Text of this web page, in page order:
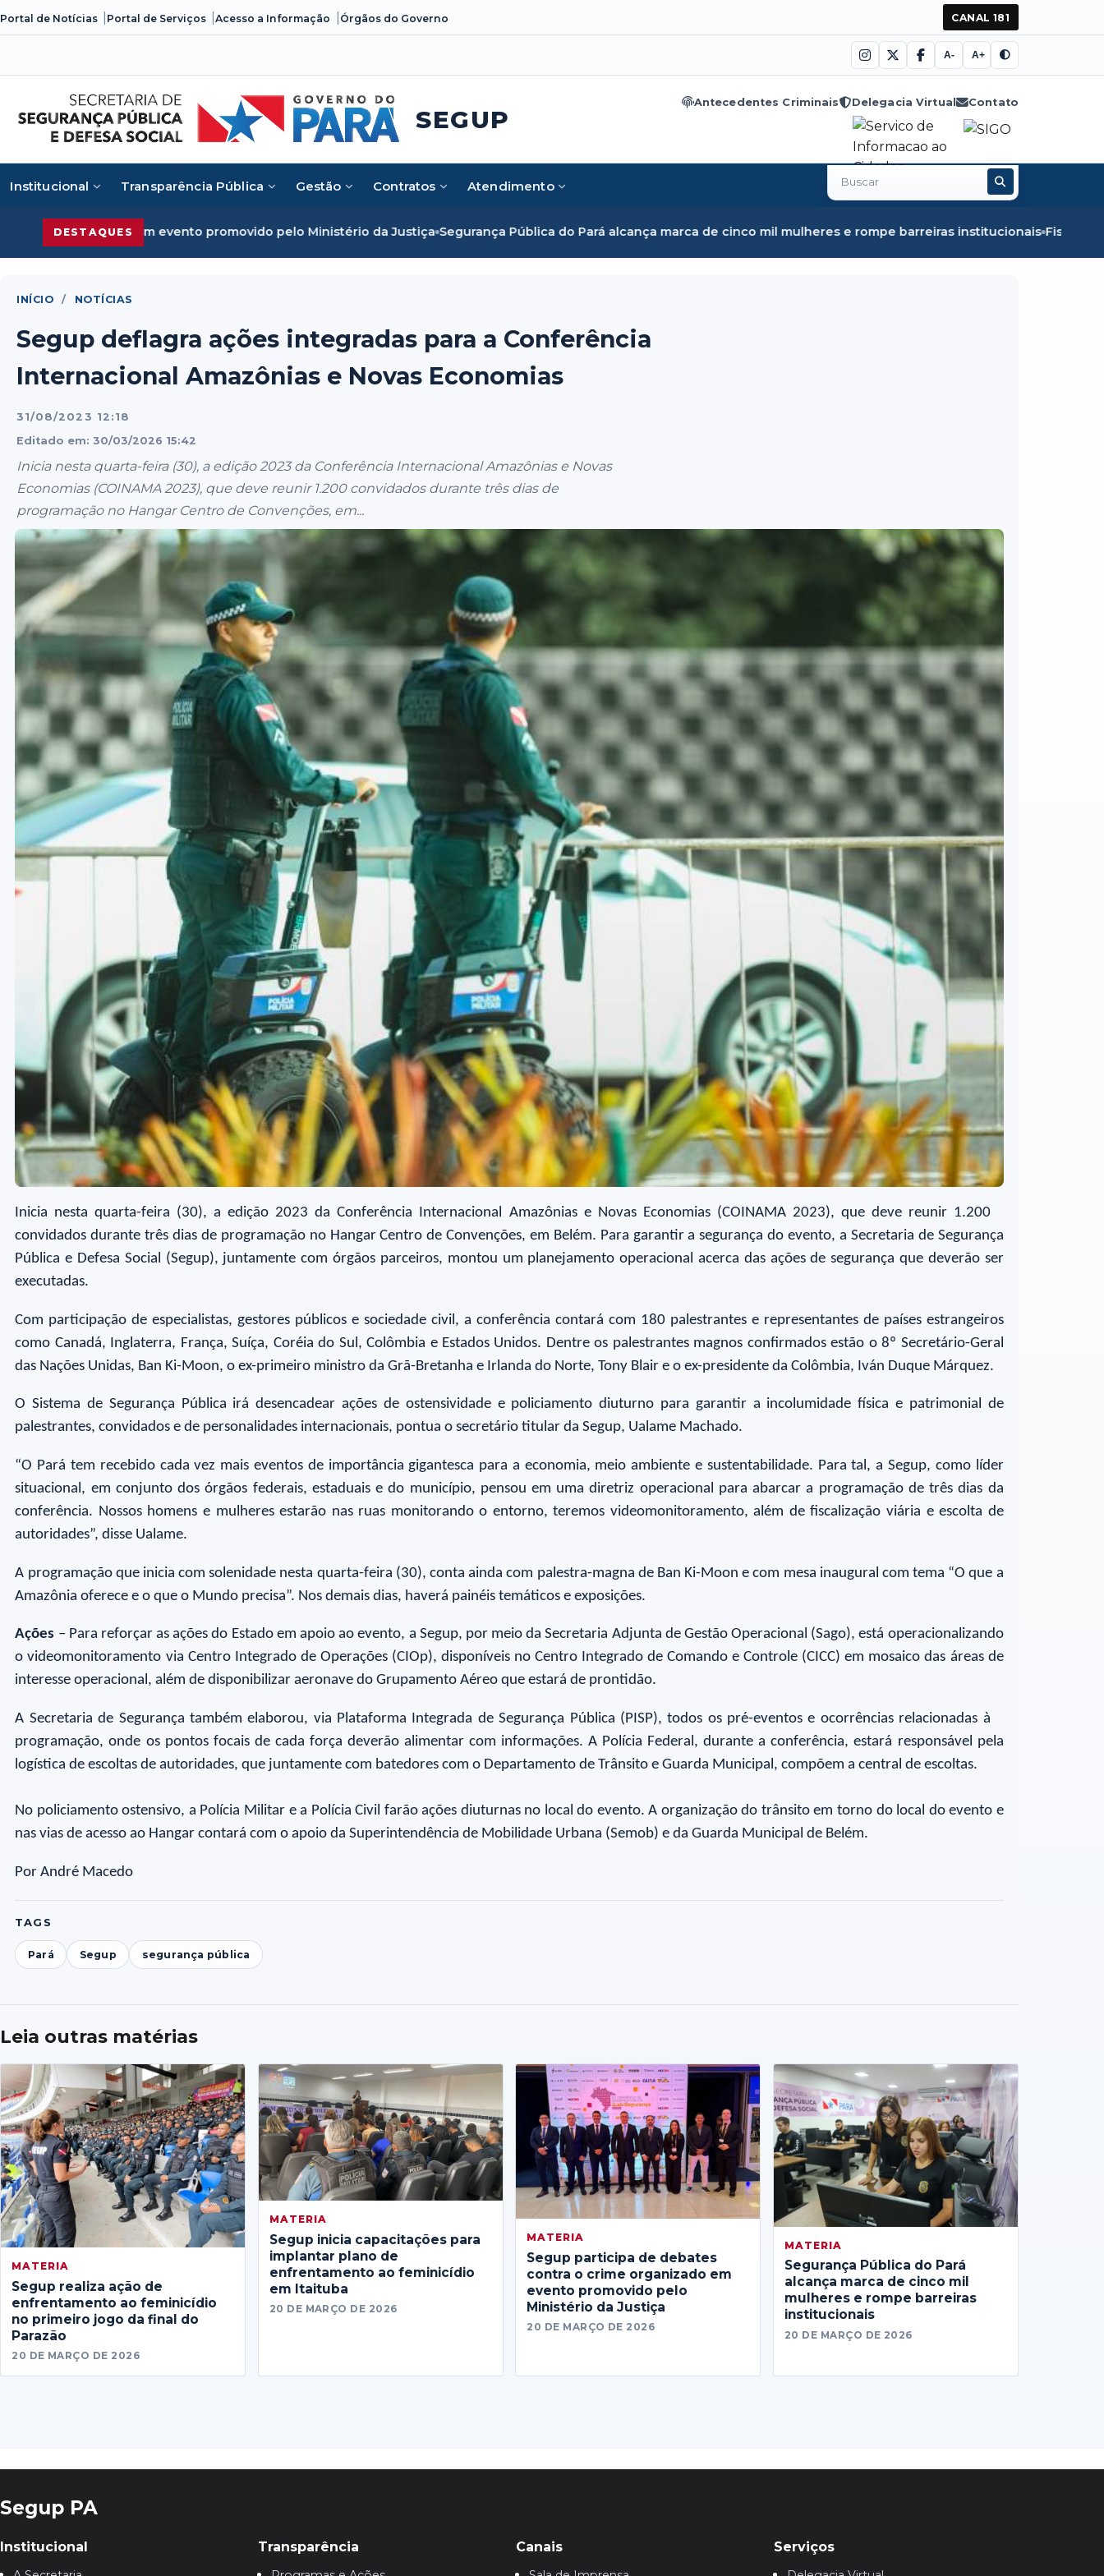
Portal de Notícias Portal de Serviços Acesso a Informação Órgãos do Governo CANAL 181
A- A+
SEGUP
Antecedentes Criminais Delegacia Virtual Contato
Institucional Transparência Pública Gestão Contratos Atendimento
Buscar
no
DESTAQUES
em evento promovido pelo Ministério da Justiça Segurança Pública do Pará alcança marca de cinco mil mulheres e rompe barreiras institucionais Fiscalização em Óbidos
INÍCIO / NOTÍCIAS
Segup deflagra ações integradas para a Conferência
Internacional Amazônias e Novas Economias
31/08/2023 12:18
Editado em: 30/03/2026 15:42
Inicia nesta quarta-feira (30), a edição 2023 da Conferência Internacional Amazônias e Novas
Economias (COINAMA 2023), que deve reunir 1.200 convidados durante três dias de
programação no Hangar Centro de Convenções, em...
Inicia nesta quarta-feira (30), a edição 2023 da Conferência Internacional Amazônias e Novas Economias (COINAMA 2023), que deve reunir 1.200
convidados durante três dias de programação no Hangar Centro de Convenções, em Belém. Para garantir a segurança do evento, a Secretaria de Segurança
Pública e Defesa Social (Segup), juntamente com órgãos parceiros, montou um planejamento operacional acerca das ações de segurança que deverão ser
executadas.
Com participação de especialistas, gestores públicos e sociedade civil, a conferência contará com 180 palestrantes e representantes de países estrangeiros
como Canadá, Inglaterra, França, Suíça, Coréia do Sul, Colômbia e Estados Unidos. Dentre os palestrantes magnos confirmados estão o 8º Secretário-Geral
das Nações Unidas, Ban Ki-Moon, o ex-primeiro ministro da Grã-Bretanha e Irlanda do Norte, Tony Blair e o ex-presidente da Colômbia, Iván Duque Márquez.
O Sistema de Segurança Pública irá desencadear ações de ostensividade e policiamento diuturno para garantir a incolumidade física e patrimonial de
palestrantes, convidados e de personalidades internacionais, pontua o secretário titular da Segup, Ualame Machado.
“O Pará tem recebido cada vez mais eventos de importância gigantesca para a economia, meio ambiente e sustentabilidade. Para tal, a Segup, como líder
situacional, em conjunto dos órgãos federais, estaduais e do município, pensou em uma diretriz operacional para abarcar a programação de três dias da
conferência. Nossos homens e mulheres estarão nas ruas monitorando o entorno, teremos videomonitoramento, além de fiscalização viária e escolta de
autoridades”, disse Ualame.
A programação que inicia com solenidade nesta quarta-feira (30), conta ainda com palestra-magna de Ban Ki-Moon e com mesa inaugural com tema “O que a
Amazônia oferece e o que o Mundo precisa”. Nos demais dias, haverá painéis temáticos e exposições.
Ações – Para reforçar as ações do Estado em apoio ao evento, a Segup, por meio da Secretaria Adjunta de Gestão Operacional (Sago), está operacionalizando
o videomonitoramento via Centro Integrado de Operações (CIOp), disponíveis no Centro Integrado de Comando e Controle (CICC) em mosaico das áreas de
interesse operacional, além de disponibilizar aeronave do Grupamento Aéreo que estará de prontidão.
A Secretaria de Segurança também elaborou, via Plataforma Integrada de Segurança Pública (PISP), todos os pré-eventos e ocorrências relacionadas à
programação, onde os pontos focais de cada força deverão alimentar com informações. A Polícia Federal, durante a conferência, estará responsável pela
logística de escoltas de autoridades, que juntamente com batedores com o Departamento de Trânsito e Guarda Municipal, compõem a central de escoltas.
No policiamento ostensivo, a Polícia Militar e a Polícia Civil farão ações diuturnas no local do evento. A organização do trânsito em torno do local do evento e
nas vias de acesso ao Hangar contará com o apoio da Superintendência de Mobilidade Urbana (Semob) e da Guarda Municipal de Belém.
Por André Macedo
TAGS
Pará Segup segurança pública
Leia outras matérias
MATERIA
Segup realiza ação de
enfrentamento ao feminicídio
no primeiro jogo da final do
Parazão
20 DE MARÇO DE 2026
MATERIA
Segup inicia capacitações para
implantar plano de
enfrentamento ao feminicídio
em Itaituba
20 DE MARÇO DE 2026
MATERIA
Segup participa de debates
contra o crime organizado em
evento promovido pelo
Ministério da Justiça
20 DE MARÇO DE 2026
MATERIA
Segurança Pública do Pará
alcança marca de cinco mil
mulheres e rompe barreiras
institucionais
20 DE MARÇO DE 2026
Segup PA
Institucional Transparência Canais Serviços